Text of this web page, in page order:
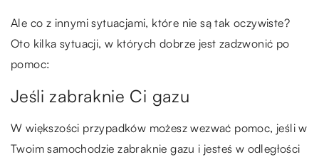
Ale co z innymi sytuacjami, które nie są tak oczywiste?
Oto kilka sytuacji, w których dobrze jest zadzwonić po
pomoc:
Jeśli zabraknie Ci gazu
W większości przypadków możesz wezwać pomoc, jeśli w
Twoim samochodzie zabraknie gazu i jesteś w odległości